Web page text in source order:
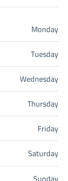
Monday
Tuesday
Wednesday
Thursday
Friday
Saturday